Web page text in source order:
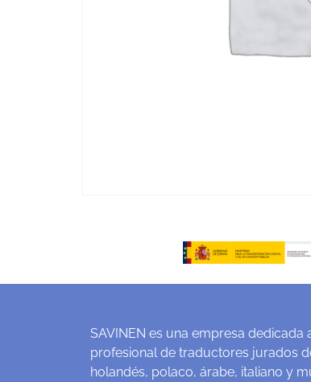
SAVINEN es una empresa
profesional de traductores jurados
holandés, polaco, árabe, italiano y